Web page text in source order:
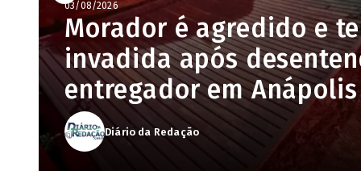
Luiz do Carmo é
na chapa de Daniel
governo de Goiás
Diário da Redação
Morador é agredido e
invadida após
entregador em Anápolis
Diário da Redação
31/07/2026
Desfile pelos 119 anos
altera trânsito na
confira percurso e
Diário da Redação